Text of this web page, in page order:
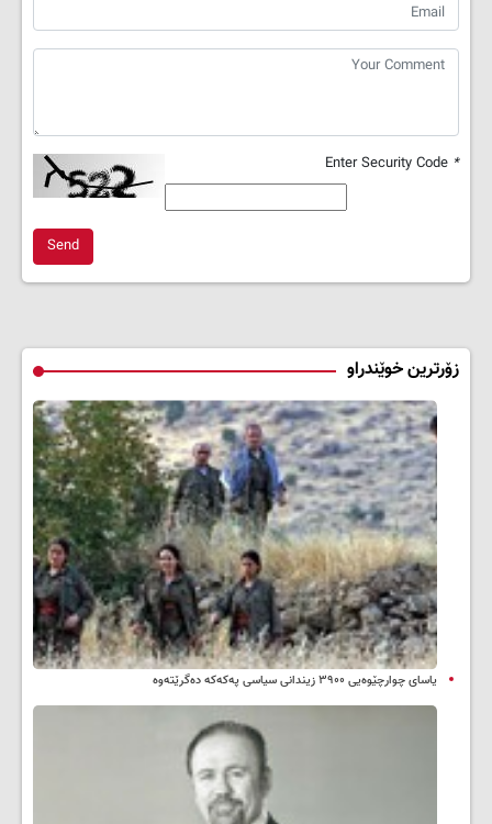
*
Send
زۆرترین خوێندراو
یاسای چوارچێوەیی ۳۹۰۰ زیندانی سیاسی پەکەکە دەگرێتەوە